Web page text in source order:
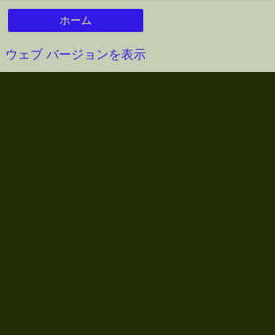
ホーム
ウェブ バージョンを表示